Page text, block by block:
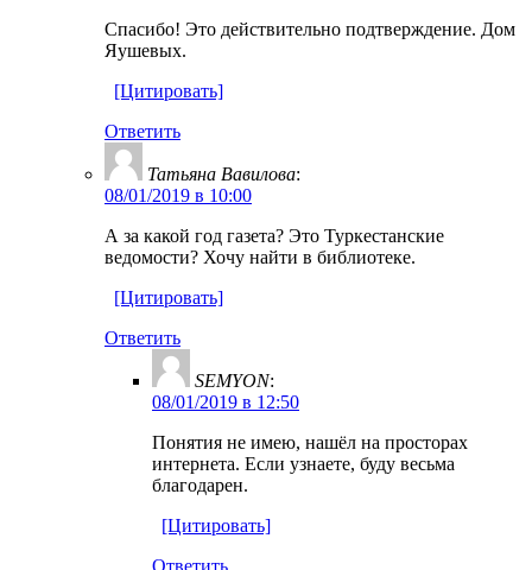
Спасибо! Это действительно подтверждение. Дом
Яушевых.
[Цитировать]
Ответить
Татьяна Вавилова:
08/01/2019 в 10:00
А за какой год газета? Это Туркестанские
ведомости? Хочу найти в библиотеке.
[Цитировать]
Ответить
SEMYON:
08/01/2019 в 12:50
Понятия не имею, нашёл на просторах
интернета. Если узнаете, буду весьма
благодарен.
[Цитировать]
Ответить